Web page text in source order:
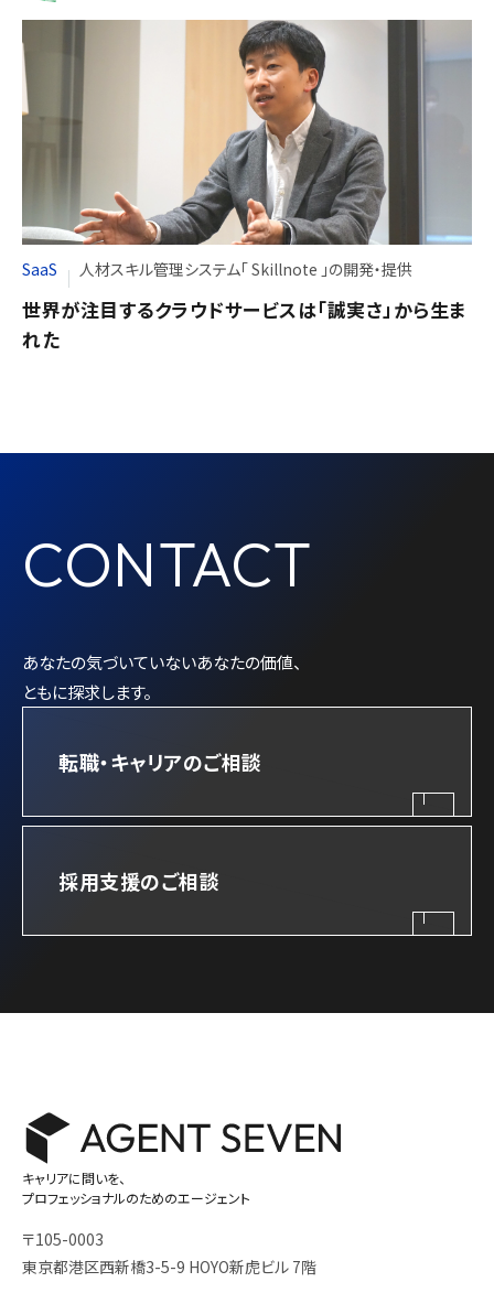
SaaS 人材スキル管理システム「 Skillnote 」の開発・提供
世界が注目するクラウドサービスは「誠実さ」から生ま
れた
CONTACT
あなたの気づいていないあなたの価値、
ともに探求します。
転職・キャリアのご相談
採用支援のご相談
キャリアに問いを、
プロフェッショナルのためのエージェント
〒105-0003
東京都港区西新橋3-5-9 HOYO新虎ビル 7階